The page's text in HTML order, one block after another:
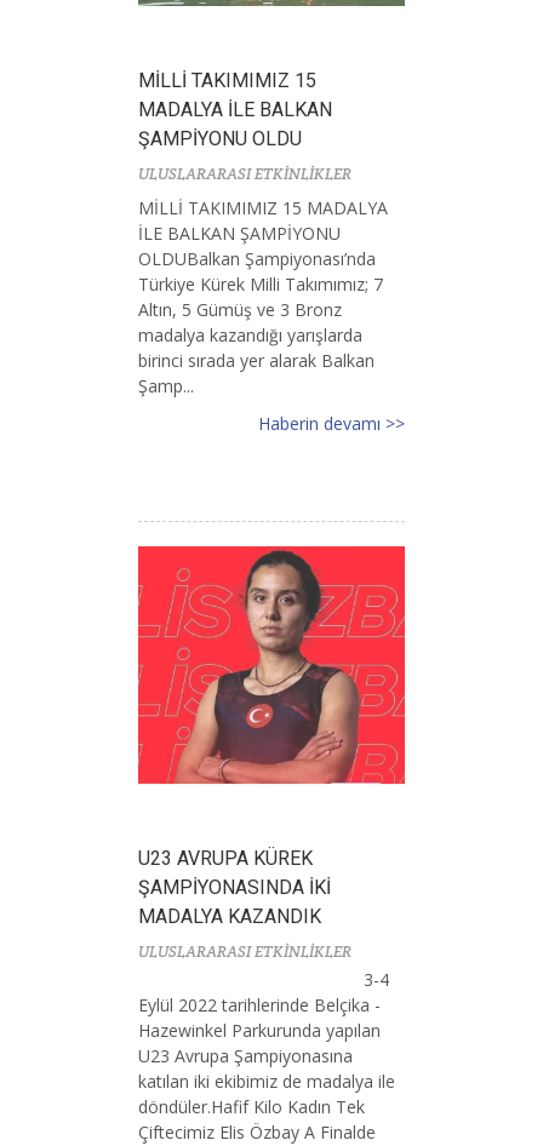
MİLLİ TAKIMIMIZ 15
MADALYA İLE BALKAN
ŞAMPİYONU OLDU
ULUSLARARASI ETKİNLİKLER
MİLLİ TAKIMIMIZ 15 MADALYA
İLE BALKAN ŞAMPİYONU
OLDUBalkan Şampiyonası’nda
Türkiye Kürek Milli Takımımız; 7
Altın, 5 Gümüş ve 3 Bronz
madalya kazandığı yarışlarda
birinci sırada yer alarak Balkan
Şamp...
Haberin devamı >>
U23 AVRUPA KÜREK
ŞAMPİYONASINDA İKİ
MADALYA KAZANDIK
ULUSLARARASI ETKİNLİKLER
3-4
Eylül 2022 tarihlerinde Belçika -
Hazewinkel Parkurunda yapılan
U23 Avrupa Şampiyonasına
katılan iki ekibimiz de madalya ile
döndüler.Hafif Kilo Kadın Tek
Çiftecimiz Elis Özbay A Finalde